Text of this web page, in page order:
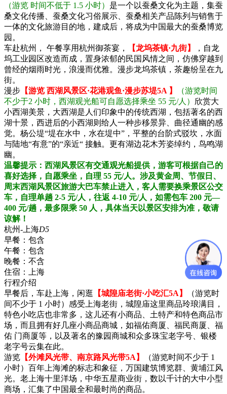
（游览 时间不低于 1.5 小时） 是一个以蚕桑文化为主题，集蚕
桑文化传播、蚕桑文化习俗展示、蚕桑相关产品陈列与销售于
一体的文化旅游目的地，建成后，将成为中国最大的蚕桑博览
园。
车赴杭州， 午餐享用杭州御茶宴，
【龙坞茶镇·九街】
，自龙
坞工业园区改造而成，置身浓郁的民国风情之间，仿佛穿越到
曾经的烟雨时光，浪漫而优雅。漫步龙坞茶镇，茶趣纷呈在九
街。
漫步 【游览 西湖风景区·花港观鱼·漫步苏堤5A 】
（游览时间
不少于2 小时，西湖观光船可自愿选择乘坐 55 元/人） 欣赏大
小西湖美景，大西湖是人们印象中的传统西湖，包括著名的西
湖十景，西进后的小西湖则给人一种步移景异、曲径通幽的感
觉。杨公堤“堤在水中，水在堤中”，平整的台阶式驳坎，水面
与陆地“有意”的“亲近“ 接触。更有湖边花木芳姿绰约，鸟鸣湖
幽。
温馨提示：西湖风景区有交通观光船提供，游客可根据自己的
喜好选择，自愿乘坐，自理 55 元/人。涉及黄金周、节假日、
周末西湖风景区旅游大巴车禁止进入，客人需要换乘景区公交
车，自理单趟 2-5 元/人，往返 4-10 元/人，如需包车 200 元—
400 元/趟，最多限乘 50 人，具体当天以景区安排为准，敬请
谅解！
杭州-上海D5
早餐： 包含
午餐： 包含
晚餐： 不含
住宿：
上海
行程介绍
早餐后，车赴上海，闲逛 【城隍庙老街·小吃汇5A】
（游览时
间不少于 1 小时）感受上海老街，城隍庙这里商品玲琅满目，
特色小吃店也非常多，这儿还有小商品、土特产和特色商品市
场，而且拥有好几座小商品商城，如福佑商厦、福民商厦、福
佑 门商厦等，以及著名的豫园商城和众多珠宝老字号、银楼
老字号云集在此。
游览 【外滩风光带、南京路风光带5A】
（游览时间不少于 1
小时）百年上海滩的标志和象征，万国建筑博览群、黄埔江风
光。老上海十里洋场，中华五星商业街，数以千计的大中小型
商场，汇集了中国最全和最时尚的商品。